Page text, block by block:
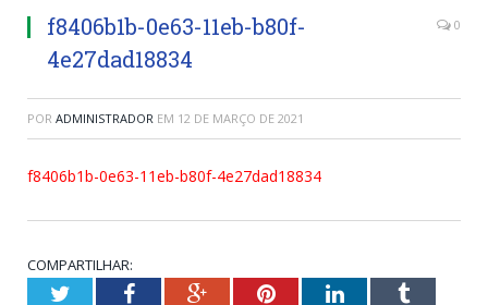
f8406b1b-0e63-11eb-b80f-
4e27dad18834
0
POR ADMINISTRADOR EM 12 DE MARÇO DE 2021
f8406b1b-0e63-11eb-b80f-4e27dad18834
COMPARTILHAR:
TwitterFacebookGoogle+PinterestLinkedInTumblr